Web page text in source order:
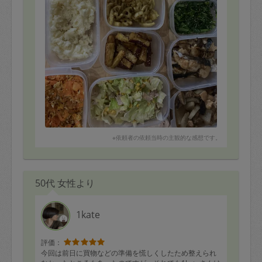
※依頼者の依頼当時の主観的な感想です。
50代 女性より
1kate
評価：
今回は前日に買物などの準備を慌しくしたため整えられ